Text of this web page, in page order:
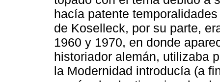
hacía patente
de Koselleck, por su parte,
1960 y 1970, en donde
historiador alemán, utilizaba
la Modernidad introducía (a